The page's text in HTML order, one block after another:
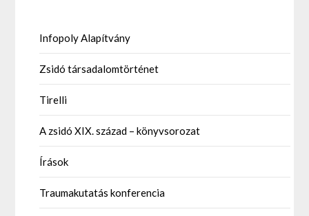
Infopoly Alapítvány
Zsidó társadalomtörténet
Tirelli
A zsidó XIX. század – könyvsorozat
Írások
Traumakutatás konferencia